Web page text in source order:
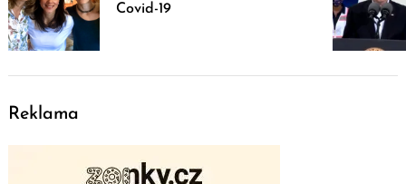
Covid-19
Reklama